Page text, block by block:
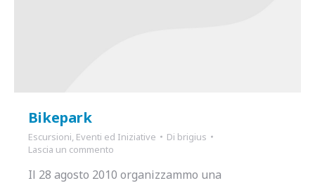
Bikepark
Escursioni Eventi ed Iniziative Di brigius
Lascia un commento
Il 28 agosto 2010 organizzammo una